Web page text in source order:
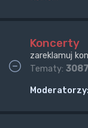
Koncerty
zareklamuj
Tematy: 3087
Moderatorzy: